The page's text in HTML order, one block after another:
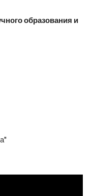
образования и